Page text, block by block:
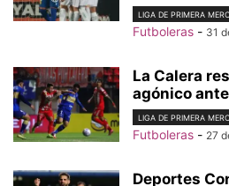
LIGA DE PRIMERA
Futboleras - 31
La Calera
agónico
LIGA DE PRIMERA
Futboleras - 27
Deportes